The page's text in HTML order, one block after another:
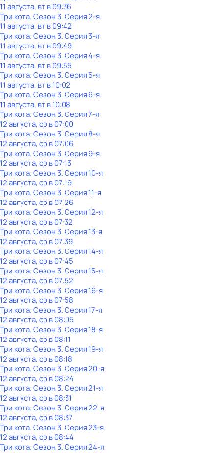
11 августа, вт в 09:36
Три кота. Сезон 3. Серия 2-я
11 августа, вт в 09:42
Три кота. Сезон 3. Серия 3-я
11 августа, вт в 09:49
Три кота. Сезон 3. Серия 4-я
11 августа, вт в 09:55
Три кота. Сезон 3. Серия 5-я
11 августа, вт в 10:02
Три кота. Сезон 3. Серия 6-я
11 августа, вт в 10:08
Три кота. Сезон 3. Серия 7-я
12 августа, ср в 07:00
Три кота. Сезон 3. Серия 8-я
12 августа, ср в 07:06
Три кота. Сезон 3. Серия 9-я
12 августа, ср в 07:13
Три кота. Сезон 3. Серия 10-я
12 августа, ср в 07:19
Три кота. Сезон 3. Серия 11-я
12 августа, ср в 07:26
Три кота. Сезон 3. Серия 12-я
12 августа, ср в 07:32
Три кота. Сезон 3. Серия 13-я
12 августа, ср в 07:39
Три кота. Сезон 3. Серия 14-я
12 августа, ср в 07:45
Три кота. Сезон 3. Серия 15-я
12 августа, ср в 07:52
Три кота. Сезон 3. Серия 16-я
12 августа, ср в 07:58
Три кота. Сезон 3. Серия 17-я
12 августа, ср в 08:05
Три кота. Сезон 3. Серия 18-я
12 августа, ср в 08:11
Три кота. Сезон 3. Серия 19-я
12 августа, ср в 08:18
Три кота. Сезон 3. Серия 20-я
12 августа, ср в 08:24
Три кота. Сезон 3. Серия 21-я
12 августа, ср в 08:31
Три кота. Сезон 3. Серия 22-я
12 августа, ср в 08:37
Три кота. Сезон 3. Серия 23-я
12 августа, ср в 08:44
Три кота. Сезон 3. Серия 24-я